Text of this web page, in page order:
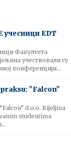
EDT
Факултета
учествовали су
конференцији...
"Falcon"
d.o.o. Bijeljina
studentima